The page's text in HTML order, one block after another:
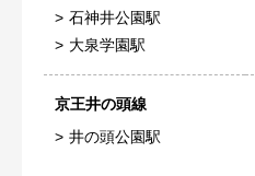
石神井公園駅
大泉学園駅
京王井の頭線
井の頭公園駅